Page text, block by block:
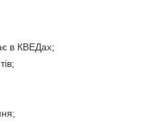
в КВЕДах;